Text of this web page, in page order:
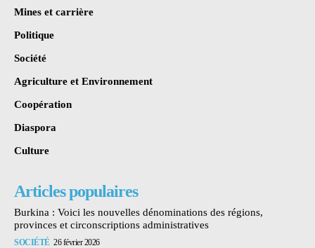
Mines et carrière
Politique
Société
Agriculture et Environnement
Coopération
Diaspora
Culture
Articles populaires
Burkina : Voici les nouvelles dénominations des régions,
provinces et circonscriptions administratives
SOCIÉTÉ 26 février 2026